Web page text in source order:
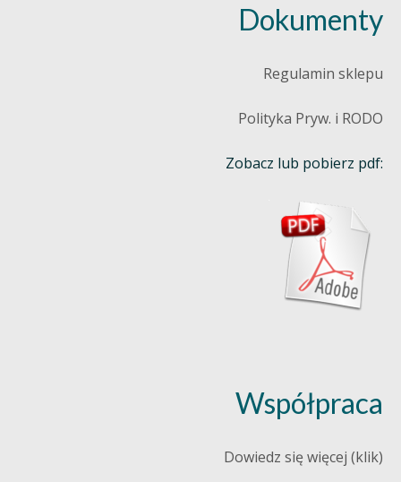
Dokumenty
Regulamin sklepu
Polityka Pryw. i RODO
Zobacz lub pobierz pdf:
Współpraca
Dowiedz się więcej (klik)